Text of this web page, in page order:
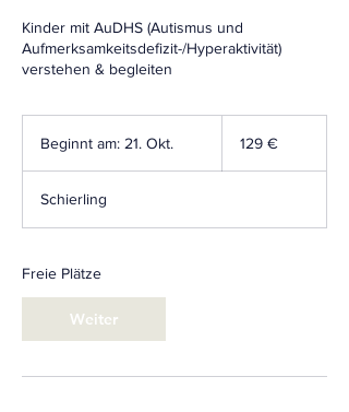
Kinder mit AuDHS (Autismus und
Aufmerksamkeitsdefizit-/Hyperaktivität)
verstehen & begleiten
Beginnt am: 21. Okt.
n
129 €
Schierling
Freie Plätze
Weiter